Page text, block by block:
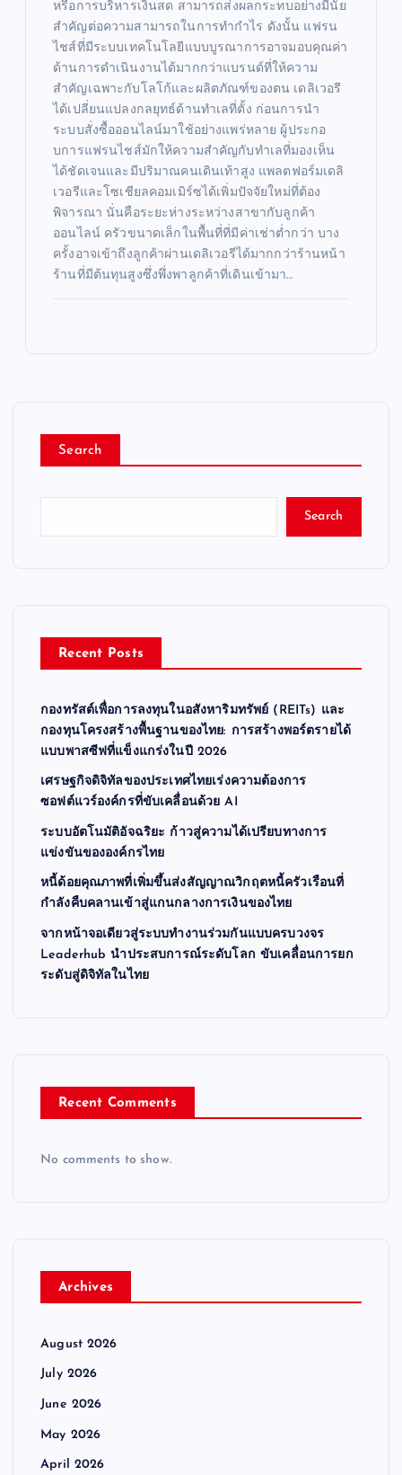
หรือการบริหารเงินสด สามารถส่งผลกระทบอย่างมีนัย
สำคัญต่อความสามารถในการทำกำไร ดังนั้น แฟรน
ไชส์ที่มีระบบเทคโนโลยีแบบบูรณาการอาจมอบคุณค่า
ด้านการดำเนินงานได้มากกว่าแบรนด์ที่ให้ความ
สำคัญเฉพาะกับโลโก้และผลิตภัณฑ์ของตน เดลิเวอรี
ได้เปลี่ยนแปลงกลยุทธ์ด้านทำเลที่ตั้ง ก่อนการนำ
ระบบสั่งซื้อออนไลน์มาใช้อย่างแพร่หลาย ผู้ประกอ
บการแฟรนไชส์มักให้ความสำคัญกับทำเลที่มองเห็น
ได้ชัดเจนและมีปริมาณคนเดินเท้าสูง แพลตฟอร์มเดลิ
เวอรีและโซเชียลคอมเมิร์ซได้เพิ่มปัจจัยใหม่ที่ต้อง
พิจารณา นั่นคือระยะห่างระหว่างสาขากับลูกค้า
ออนไลน์ ครัวขนาดเล็กในพื้นที่ที่มีค่าเช่าต่ำกว่า บาง
ครั้งอาจเข้าถึงลูกค้าผ่านเดลิเวอรีได้มากกว่าร้านหน้า
ร้านที่มีต้นทุนสูงซึ่งพึ่งพาลูกค้าที่เดินเข้ามา…
Search
Search
Recent Posts
กองทรัสต์เพื่อการลงทุนในอสังหาริมทรัพย์ (REITs) และ
กองทุนโครงสร้างพื้นฐานของไทย: การสร้างพอร์ตรายได้
แบบพาสซีฟที่แข็งแกร่งในปี 2026
เศรษฐกิจดิจิทัลของประเทศไทยเร่งความต้องการ
ซอฟต์แวร์องค์กรที่ขับเคลื่อนด้วย AI
ระบบอัตโนมัติอัจฉริยะ ก้าวสู่ความได้เปรียบทางการ
แข่งขันขององค์กรไทย
หนี้ด้อยคุณภาพที่เพิ่มขึ้นส่งสัญญาณวิกฤตหนี้ครัวเรือนที่
กำลังคืบคลานเข้าสู่แกนกลางการเงินของไทย
จากหน้าจอเดียวสู่ระบบทำงานร่วมกันแบบครบวงจร
Leaderhub นำประสบการณ์ระดับโลก ขับเคลื่อนการยก
ระดับสู่ดิจิทัลในไทย
Recent Comments
No comments to show.
Archives
August 2026
July 2026
June 2026
May 2026
April 2026